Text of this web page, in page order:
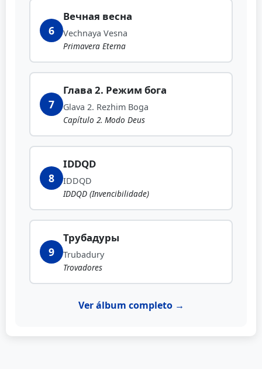
6
Вечная весна
Vechnaya Vesna
Primavera Eterna
7
Глава 2. Режим бога
Glava 2. Rezhim Boga
Capítulo 2. Modo Deus
8
IDDQD
IDDQD
IDDQD (Invencibilidade)
9
Трубадуры
Trubadury
Trovadores
Ver álbum completo →